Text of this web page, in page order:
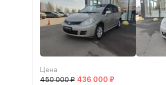
Цена
450 000 ₽ 436 000 ₽